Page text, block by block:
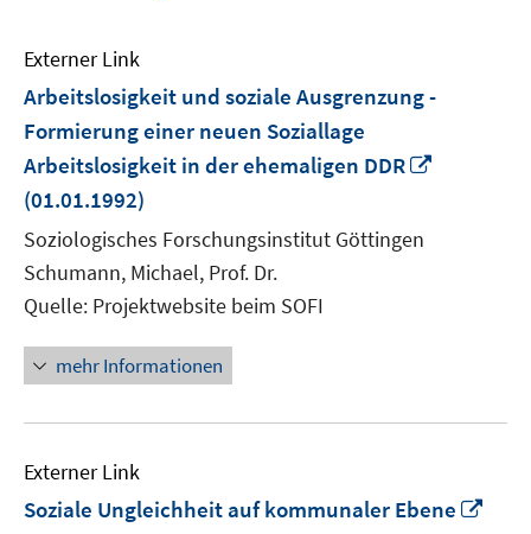
Externer Link
Arbeitslosigkeit und soziale Ausgrenzung -
Formierung einer neuen Soziallage
Arbeitslosigkeit in der ehemaligen DDR
(01.01.1992)
Soziologisches Forschungsinstitut Göttingen
Schumann, Michael, Prof. Dr.
Quelle: Projektwebsite beim SOFI
mehr Informationen
Externer Link
Soziale Ungleichheit auf kommunaler Ebene